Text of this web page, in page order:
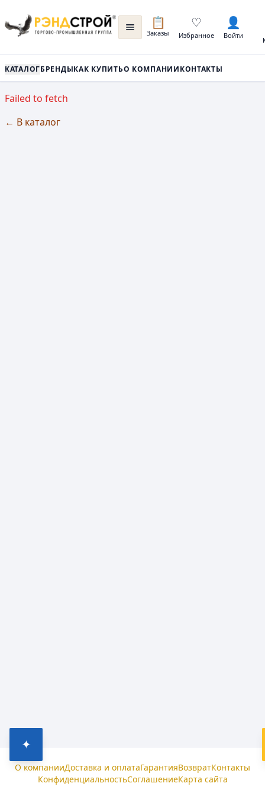
📋
Заказы
♡
Избранное
👤
Войти
КАТАЛОГБРЕНДЫКАК КУПИТЬО КОМПАНИИКОНТАКТЫ
Failed to fetch
← В каталог
✦
О компанииДоставка и оплатаГарантияВозвратКонтакты
КонфиденциальностьСоглашениеКарта сайта